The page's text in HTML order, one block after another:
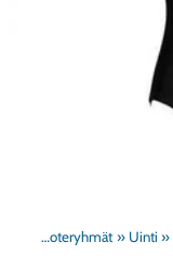
Tuoteryhmät ‪» Uinti ‪»